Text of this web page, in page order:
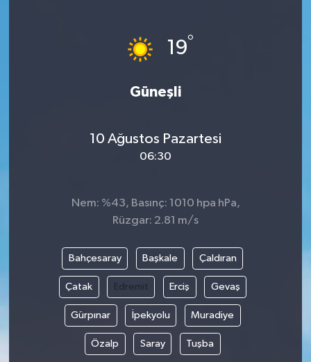
19°
Güneşli
10 Ağustos Pazartesi
06:30
Nem: %43, Basınç: 1010 hpa hPa,
Rüzgar: 2.81 m/s
Bahçesaray Başkale Çaldıran
Çatak Edremit Erciş Gevaş
Gürpınar İpekyolu Muradiye
Özalp Saray Tuşba
Manşet Altı
Resmi İlan
Spor
SürManşet